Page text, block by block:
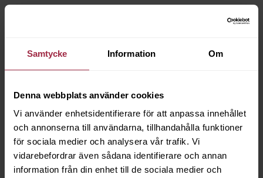
Samtycke Information Om
Denna webbplats använder cookies
Vi använder enhetsidentifierare för att anpassa innehållet
och annonserna till användarna, tillhandahålla funktioner
för sociala medier och analysera vår trafik. Vi
vidarebefordrar även sådana identifierare och annan
information från din enhet till de sociala medier och